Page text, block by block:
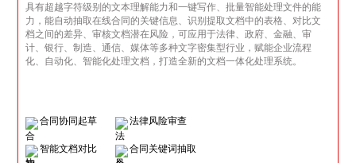
具有超越字符级别的文本理解能力和一键写作、批量智能处理文件的能
力，能自动抽取在线合同的关键信息、识别提取文档中的表格、对比文
档之间的差异、审核文档潜在风险，可应用于法律、政府、金融、审
计、银行、制造、通信、媒体等多种文字密集型行业，赋能企业流程
化、自动化、智能化处理文档，打造全新的文档一体化处理系统。
合同协同起草 法律风险审查
智能文档对比 合同关键词抽取